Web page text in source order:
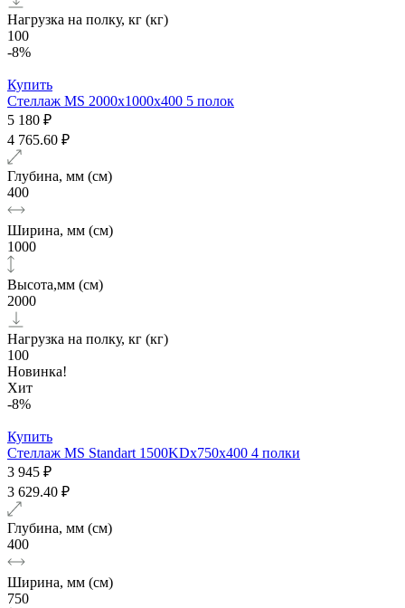
Нагрузка на полку, кг (кг)
100
-8%
Купить
Стеллаж MS 2000х1000x400 5 полок
5 180 ₽
4 765.60 ₽
Глубина, мм (см)
400
Ширина, мм (см)
1000
Высота,мм (см)
2000
Нагрузка на полку, кг (кг)
100
Новинка!
Хит
-8%
Купить
Стеллаж MS Standart 1500KDх750x400 4 полки
3 945 ₽
3 629.40 ₽
Глубина, мм (см)
400
Ширина, мм (см)
750